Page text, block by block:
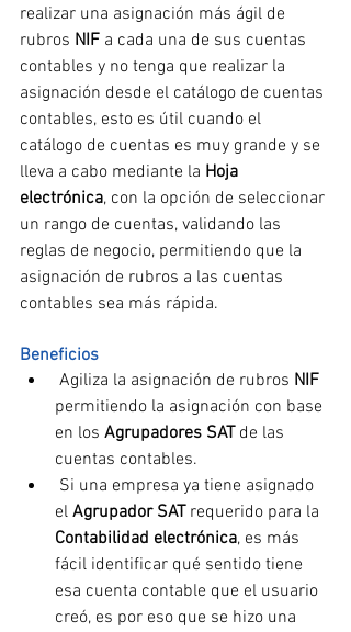
realizar una asignación más ágil de
rubros NIF a cada una de sus cuentas
contables y no tenga que realizar la
asignación desde el catálogo de cuentas
contables, esto es útil cuando el
catálogo de cuentas es muy grande y se
lleva a cabo mediante la Hoja
electrónica, con la opción de seleccionar
un rango de cuentas, validando las
reglas de negocio, permitiendo que la
asignación de rubros a las cuentas
contables sea más rápida.
Beneficios
Agiliza la asignación de rubros NIF
permitiendo la asignación con base
en los Agrupadores SAT de las
cuentas contables.
el Agrupador SAT requerido para la
Contabilidad electrónica, es más
fácil identificar qué sentido tiene
esa cuenta contable que el usuario
creó, es por eso que se hizo una